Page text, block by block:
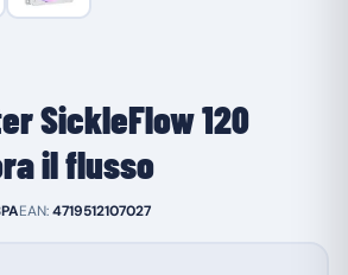
SickleFlow 120
il flusso
EAN:4719512107027